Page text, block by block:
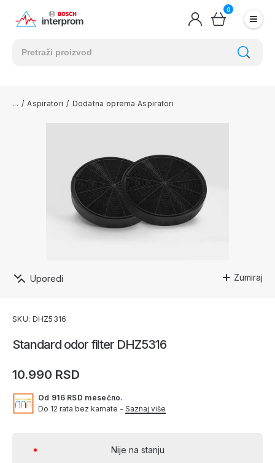
0
Zumiraj
Uporedi
/ Aspiratori / Dodatna oprema Aspiratori
Standard odor filter DHZ5316
10.990 RSD
Od 916 RSD mesečno.
Do 12 rata bez kamate - Saznaj više
Nije na stanju
SKU: DHZ5316